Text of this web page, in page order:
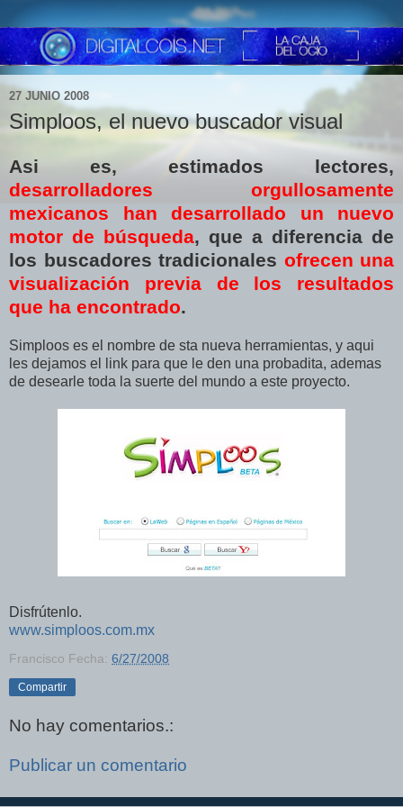
27 JUNIO 2008
Simploos, el nuevo buscador visual
Asi es, estimados lectores,
desarrolladores orgullosamente
mexicanos han desarrollado un nuevo
motor de búsqueda, que a diferencia de
los buscadores tradicionales ofrecen una
visualización previa de los resultados
que ha encontrado.
Simploos es el nombre de sta nueva herramientas, y aqui
les dejamos el link para que le den una probadita, ademas
de desearle toda la suerte del mundo a este proyecto.
Disfrútenlo.
www.simploos.com.mx
Francisco Fecha: 6/27/2008
Compartir
No hay comentarios.:
Publicar un comentario